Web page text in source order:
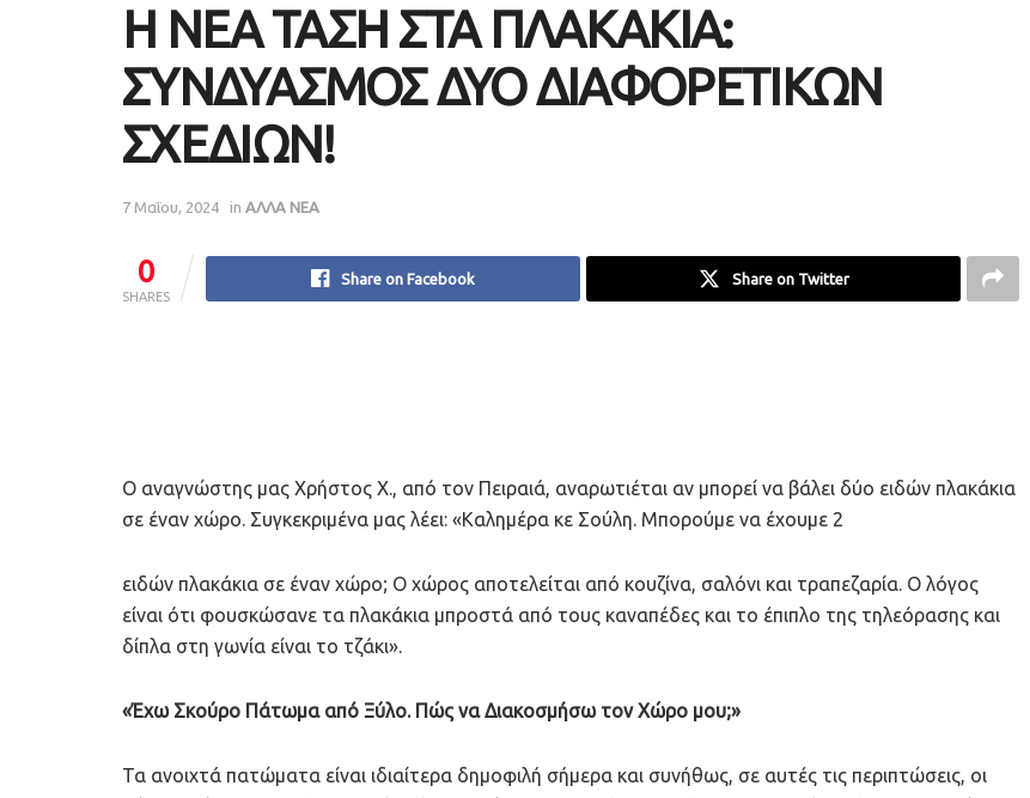
Η ΝΕΑ ΤΑΣΗ ΣΤΑ ΠΛΑΚΑΚΙΑ:
ΣΥΝΔΥΑΣΜΟΣ ΔΥΟ ΔΙΑΦΟΡΕΤΙΚΩΝ
ΣΧΕΔΙΩΝ!
7 Μαΐου, 2024 in ΑΛΛΑ ΝΕΑ
0
SHARES
Share on Facebook Share on Twitter
Ο αναγνώστης μας Χρήστος Χ., από τον Πειραιά, αναρωτιέται αν μπορεί να βάλει δύο ειδών πλακάκια
σε έναν χώρο. Συγκεκριμένα μας λέει: «Καλημέρα κε Σούλη. Μπορούμε να έχουμε 2
ειδών πλακάκια σε έναν χώρο; Ο χώρος αποτελείται από κουζίνα, σαλόνι και τραπεζαρία. Ο λόγος
είναι ότι φουσκώσανε τα πλακάκια μπροστά από τους καναπέδες και το έπιπλο της τηλεόρασης και
δίπλα στη γωνία είναι το τζάκι».
«Έχω Σκούρο Πάτωμα από Ξύλο. Πώς να Διακοσμήσω τον Χώρο μου;»
Τα ανοιχτά πατώματα είναι ιδιαίτερα δημοφιλή σήμερα και συνήθως, σε αυτές τις περιπτώσεις, οι